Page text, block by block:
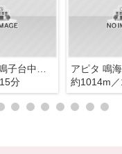
分
アピタ 鳴
約1014m